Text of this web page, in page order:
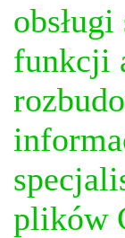
funkcji
plików